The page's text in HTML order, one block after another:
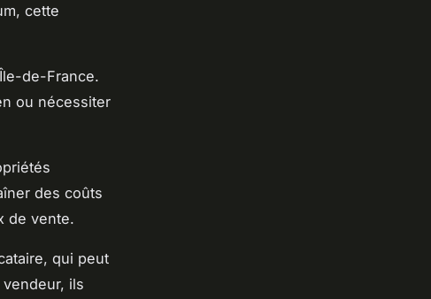
cette
de-France.
ou nécessiter
des coûts
de vente.
qui peut
ils